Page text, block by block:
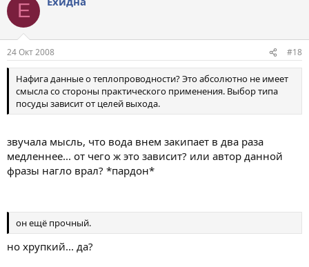
Е
24 Окт 2008 #18
Нафига данные о теплопроводности? Это абсолютно не имеет
смысла со стороны практического применения. Выбор типа
посуды зависит от целей выхода.
звучала мысль, что вода внем закипает в два раза
медленнее... от чего ж это зависит? или автор данной
фразы нагло врал? *пардон*
он ещё прочный.
но хрупкий... да?